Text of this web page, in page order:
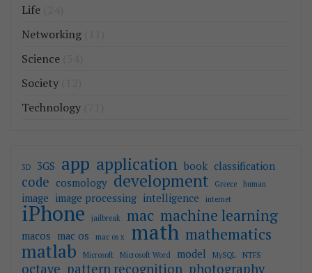
Life
Networking(11)
Science
Society
Technology
3D 3GS app application book classification
code cosmology development Greece human
image image processing intelligence internet
iPhone jailbreak mac machine learning
macos mac os mac os x math mathematics
matlab Microsoft Microsoft Word model MySQL NTFS
octave pattern recognition photography